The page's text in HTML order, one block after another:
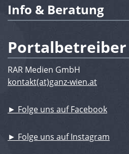
Info & Beratung
Portalbetreiber
RAR Medien GmbH
kontakt(at)ganz-wien.at
► Folge uns auf Facebook
► Folge uns auf Instagram